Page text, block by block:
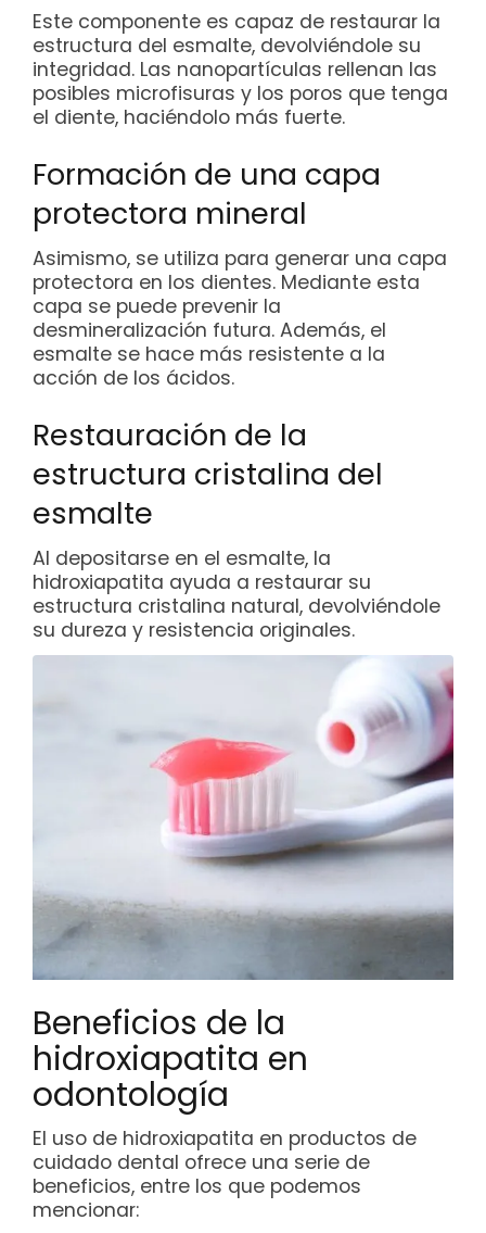
Este componente es capaz de restaurar la
estructura del esmalte, devolviéndole su
integridad. Las nanopartículas rellenan las
posibles microfisuras y los poros que tenga
el diente, haciéndolo más fuerte.
Formación de una capa
protectora mineral
Asimismo, se utiliza para generar una capa
protectora en los dientes. Mediante esta
capa se puede prevenir la
desmineralización futura. Además, el
esmalte se hace más resistente a la
acción de los ácidos.
Restauración de la
estructura cristalina del
esmalte
Al depositarse en el esmalte, la
hidroxiapatita ayuda a restaurar su
estructura cristalina natural, devolviéndole
su dureza y resistencia originales.
Beneficios de la
hidroxiapatita en
odontología
El uso de hidroxiapatita en productos de
cuidado dental ofrece una serie de
beneficios, entre los que podemos
mencionar: